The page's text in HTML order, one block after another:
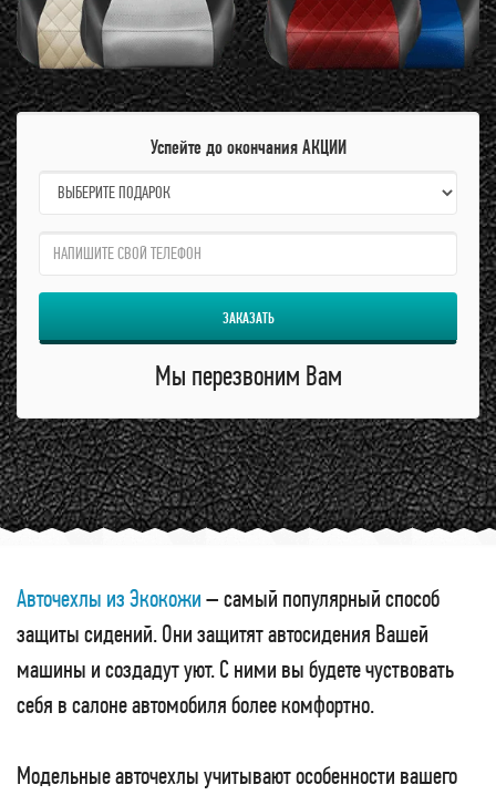
Успейте до окончания АКЦИИ
name:
qzw:
ЗАКАЗАТЬ
Мы перезвоним Вам
Авточехлы из Экокожи– самый популярный способ
защиты сидений. Они защитят автосидения Вашей
машины и создадут уют. С ними вы будете чуствовать
себя в салоне автомобиля более комфортно.
Модельные авточехлы учитывают особенности вашего